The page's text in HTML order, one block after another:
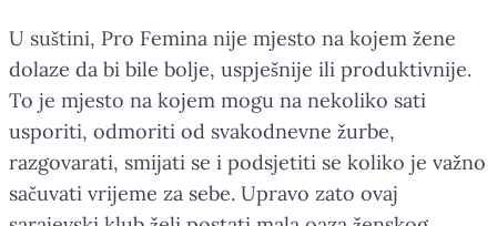
U suštini, Pro Femina nije mjesto na kojem žene
dolaze da bi bile bolje, uspješnije ili produktivnije.
To je mjesto na kojem mogu na nekoliko sati
usporiti, odmoriti od svakodnevne žurbe,
razgovarati, smijati se i podsjetiti se koliko je važno
sačuvati vrijeme za sebe. Upravo zato ovaj